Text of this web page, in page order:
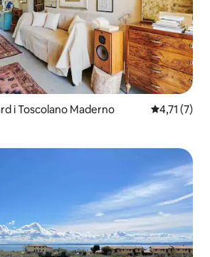
i Toscolano Maderno 4,71 av 5 i
4,71 (7)